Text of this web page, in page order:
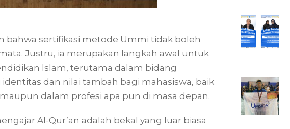
bahwa sertifikasi metode Ummi tidak boleh
Justru, ia merupakan langkah awal untuk
Islam, terutama dalam bidang
dan nilai tambah bagi mahasiswa, baik
dalam profesi apa pun di masa depan.
Al-Qur’an adalah bekal yang luar biasa